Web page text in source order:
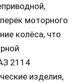
моторного
колёса, что
2114
изделия,